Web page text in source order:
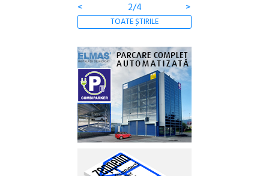
<
2/4 >
TOATE ȘTIRILE